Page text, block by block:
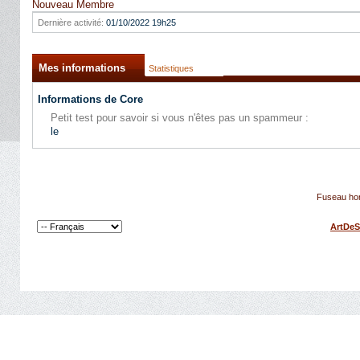
Nouveau Membre
Dernière activité: 01/10/2022 19h25
Mes informations Statistiques
Informations de Core
Petit test pour savoir si vous n'êtes pas un spammeur :
le
Fuseau